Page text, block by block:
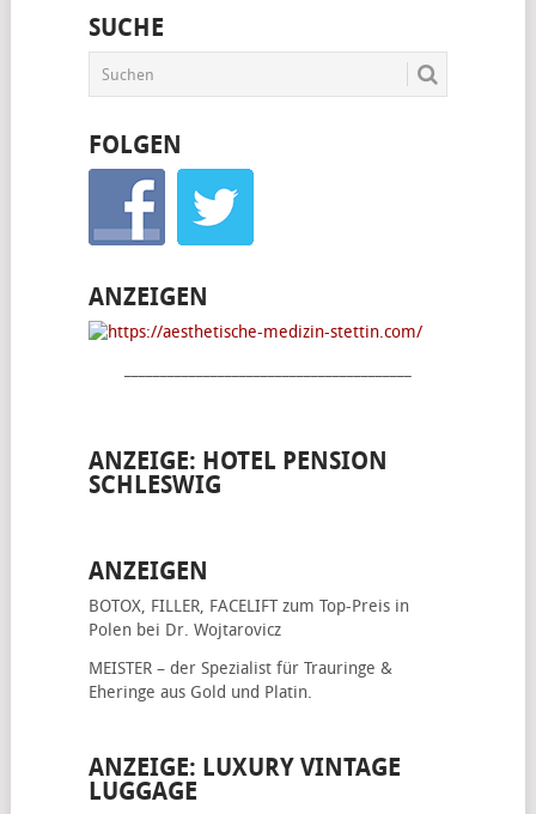
SUCHE
FOLGEN
ANZEIGEN
ANZEIGE: HOTEL PENSION
SCHLESWIG
ANZEIGEN
BOTOX, FILLER, FACELIFTzum Top-Preis in
Polen bei Dr. Wojtarovicz
MEISTER – der Spezialist für Trauringe &
Eheringe aus Gold und Platin.
ANZEIGE: LUXURY VINTAGE
LUGGAGE